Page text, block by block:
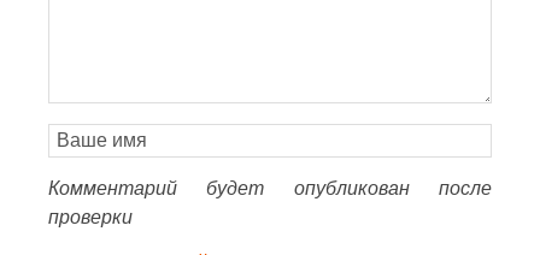
Комментарий будет опубликован после
проверки